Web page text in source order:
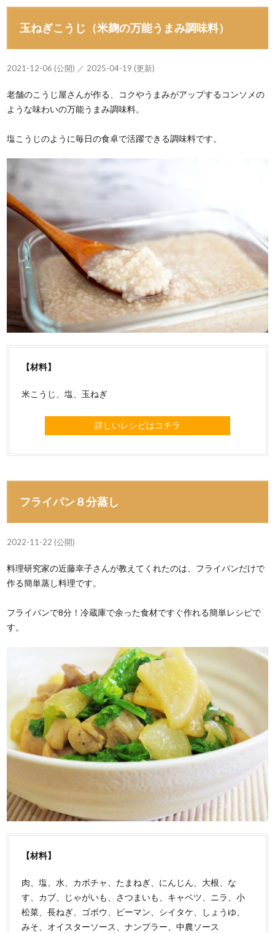
玉ねぎこうじ（米麹の万能うまみ調味料）
2021-12-06 (公開) ／ 2025-04-19 (更新)
老舗のこうじ屋さんが作る、コクやうまみがアップするコンソメの
ような味わいの万能うまみ調味料。
塩こうじのように毎日の食卓で活躍できる調味料です。
【材料】
米こうじ、塩、玉ねぎ
詳しいレシピはコチラ
フライパン８分蒸し
2022-11-22 (公開)
料理研究家の近藤幸子さんが教えてくれたのは、フライパンだけで
作る簡単蒸し料理です。
フライパンで8分！冷蔵庫で余った食材ですぐ作れる簡単レシピで
す。
【材料】
肉、塩、水、カボチャ、たまねぎ、にんじん、大根、な
す、カブ、じゃがいも、さつまいも、キャベツ、ニラ、小
松菜、長ねぎ、ゴボウ、ピーマン、シイタケ、しょうゆ、
みそ、オイスターソース、ナンプラー、中農ソース